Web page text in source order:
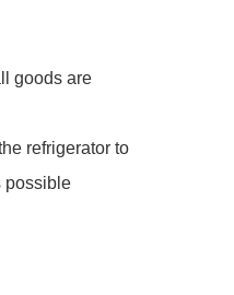
goods are
refrigerator to
possible